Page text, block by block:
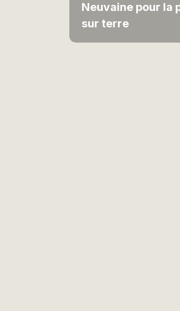
Neuvaine pour la
sur terre